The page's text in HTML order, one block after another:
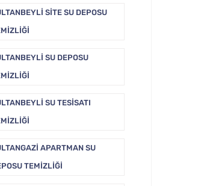
SITE SU DEPOSU
SU DEPOSU
SU TESISATI
APARTMAN SU
TEMIZLIĞI